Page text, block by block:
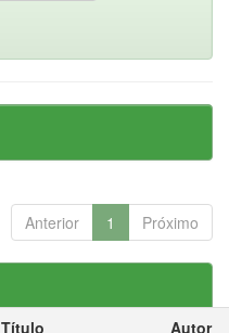
Anterior 1 Próximo
Título Autor